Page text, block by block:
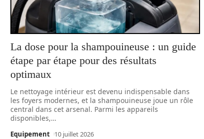
La dose pour la shampouineuse : un guide
étape par étape pour des résultats
optimaux
Le nettoyage intérieur est devenu indispensable dans
les foyers modernes, et la shampouineuse joue un rôle
central dans cet arsenal. Parmi les appareils
disponibles,…
Equipement 10 juillet 2026